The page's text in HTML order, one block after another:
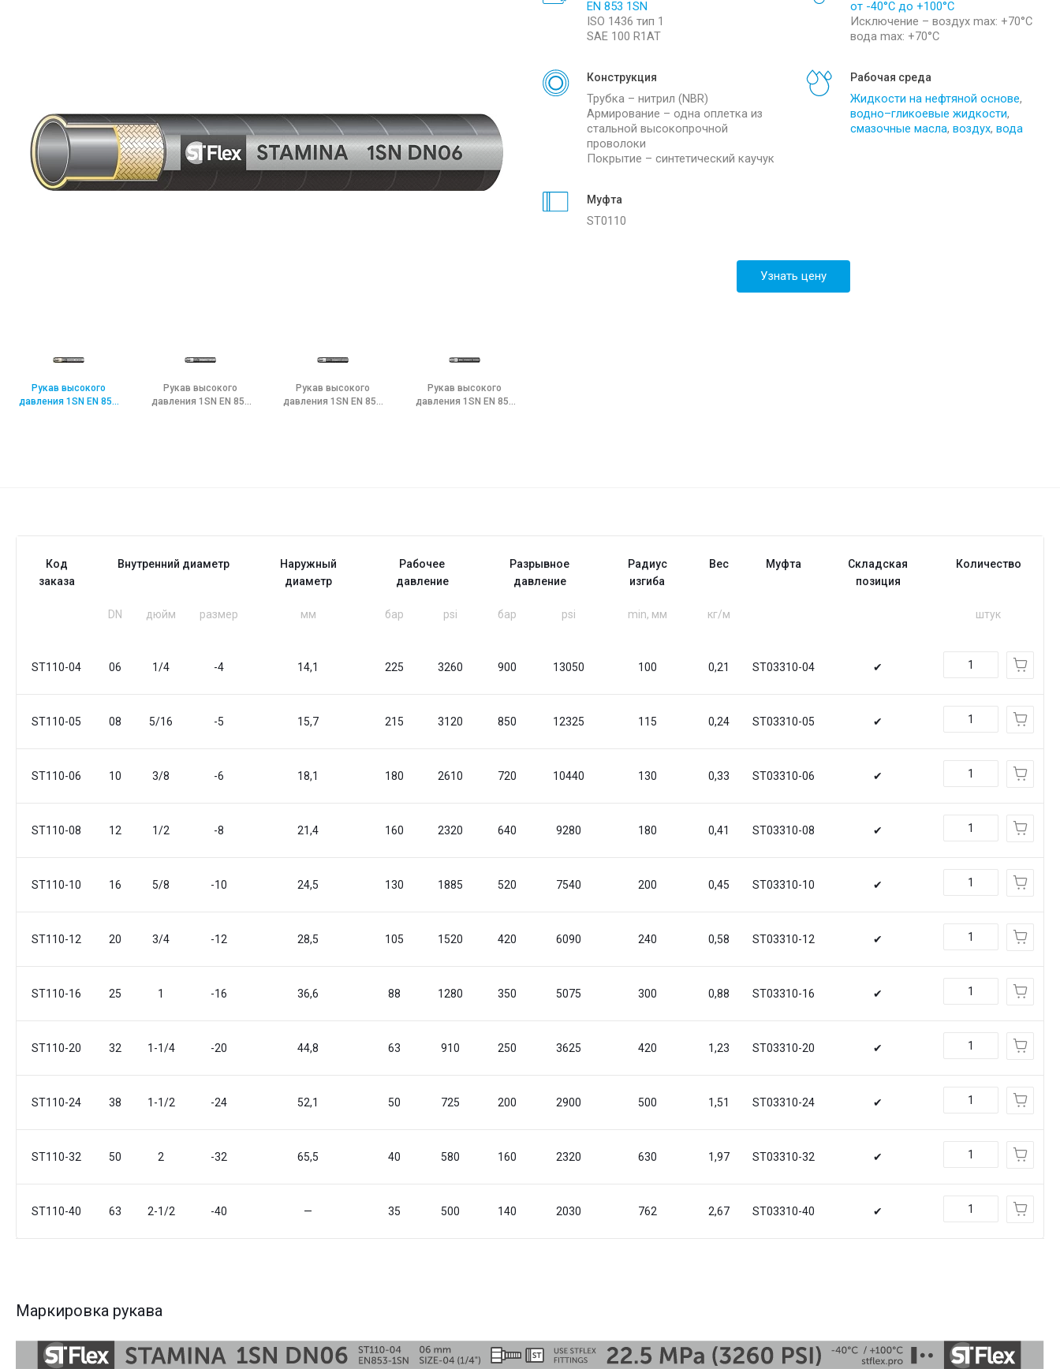
info@sibirteh.com
Рукав высокого
давления 1SN EN 853
Рукав высокого
давления 1SN EN 853
Рукав высокого
давления 1SN EN 853
Рукав высокого
давления 1SN EN 853
EN 853 1SN
ISO 1436 тип 1
SAE 100 R1AT
от -40°С до +100°С
Исключение – воздух max: +70°С
вода max: +70°С
Конструкция
Трубка – нитрил (NBR)
Армирование – одна оплетка из
стальной высокопрочной
проволоки
Покрытие – синтетический каучук
Рабочая среда
Жидкости на нефтяной основе,
водно–гликоевые жидкости,
смазочные масла, воздух, вода
Муфта
ST0110
Узнать цену
Код
заказа
Внутренний диаметр
Наружный
диаметр
Рабочее
давление
Разрывное
давление
Радиус
изгиба
Вес Муфта
Складская
позиция
Количество
DN дюйм размер мм бар psi бар psi min, мм кг/м штук
ST110-04 06 1/4 -4 14,1 225 3260 900 13050 100 0,21 ST03310-04 ✔
ST110-05 08 5/16 -5 15,7 215 3120 850 12325 115 0,24 ST03310-05 ✔
ST110-06 10 3/8 -6 18,1 180 2610 720 10440 130 0,33 ST03310-06 ✔
ST110-08 12 1/2 -8 21,4 160 2320 640 9280 180 0,41 ST03310-08 ✔
ST110-10 16 5/8 -10 24,5 130 1885 520 7540 200 0,45 ST03310-10 ✔
ST110-12 20 3/4 -12 28,5 105 1520 420 6090 240 0,58 ST03310-12 ✔
ST110-16 25 1 -16 36,6 88 1280 350 5075 300 0,88 ST03310-16 ✔
ST110-20 32 1-1/4 -20 44,8 63 910 250 3625 420 1,23 ST03310-20 ✔
ST110-24 38 1-1/2 -24 52,1 50 725 200 2900 500 1,51 ST03310-24 ✔
ST110-32 50 2 -32 65,5 40 580 160 2320 630 1,97 ST03310-32 ✔
ST110-40 63 2-1/2 -40 — 35 500 140 2030 762 2,67 ST03310-40 ✔
Маркировка рукава